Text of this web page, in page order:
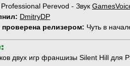
Professional Perevod - Звук
DmitryDP
релизером: Чуть в
двух игр франшизы Silent Hill для